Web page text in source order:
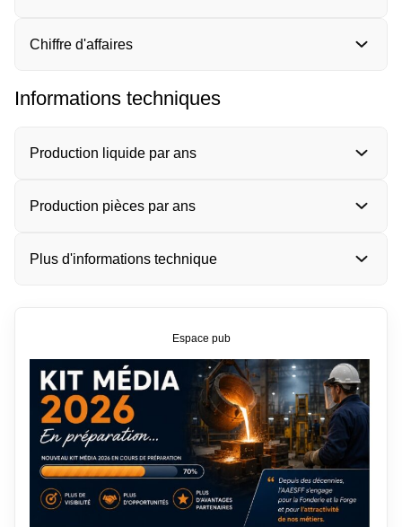
Chiffre d'affaires
Informations techniques
Production liquide par ans
Production pièces par ans
Plus d'informations technique
Espace pub